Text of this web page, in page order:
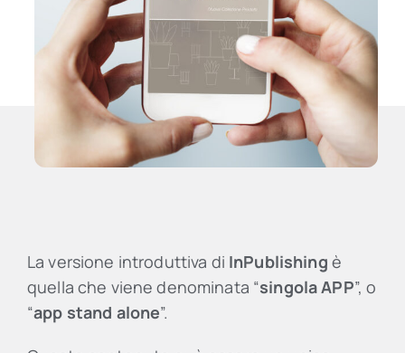
La versione introduttiva di InPublishing è
quella che viene denominata “singola APP”, o
“app stand alone”.